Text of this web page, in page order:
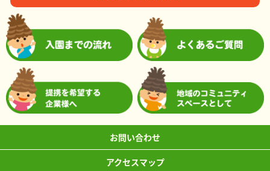
お問い合わせ
アクセスマップ